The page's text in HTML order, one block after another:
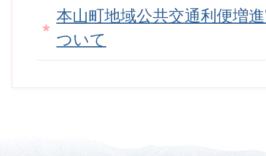
本山町地域公共交通利便増
ついて